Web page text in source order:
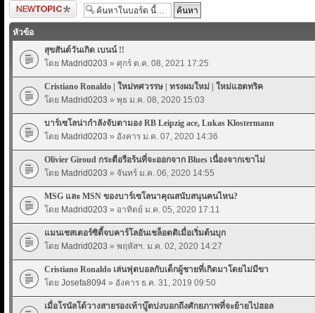
ตั้งกระทู้ใหม่
หัวข้อ
สุขสันต์วันเกิด เบนน์ !!
โดย Madrid0203 » ศุกร์ ต.ค. 08, 2021 17:25
Cristiano Ronaldo | ใหม่ทศวรรษ | ทรงผมใหม่ | ใหม่แฮตทริค
โดย Madrid0203 » พุธ ม.ค. 08, 2020 15:03
บาร์เซโลน่ากำลังจับตามอง RB Leipzig ace, Lukas Klostermann
โดย Madrid0203 » อังคาร ม.ค. 07, 2020 14:36
Olivier Giroud กระตือรือร้นที่จะออกจาก Blues เนื่องจากเขาไม่
โดย Madrid0203 » จันทร์ ม.ค. 06, 2020 14:55
MSG และ MSN ของบาร์เซโลนาคุณสนับสนุนคนไหน?
โดย Madrid0203 » อาทิตย์ ม.ค. 05, 2020 17:11
แมนเชสเตอร์ซิตี้จบคาร์โลอันเชล็อตติเมื่อเริ่มต้นบุก
โดย Madrid0203 » พฤหัสฯ. ม.ค. 02, 2020 14:27
Cristiano Ronaldo เล่นฟุตบอลกับเด็กผู้ชายที่เกิดมาโดยไม่มีขา
โดย Josefa8094 » อังคาร ธ.ค. 31, 2019 09:50
เมื่อโรนัลโด้วางสายรองเท้าบู๊ตบ่งบอกถึงศักยภาพที่จะย้ายไปฮอล